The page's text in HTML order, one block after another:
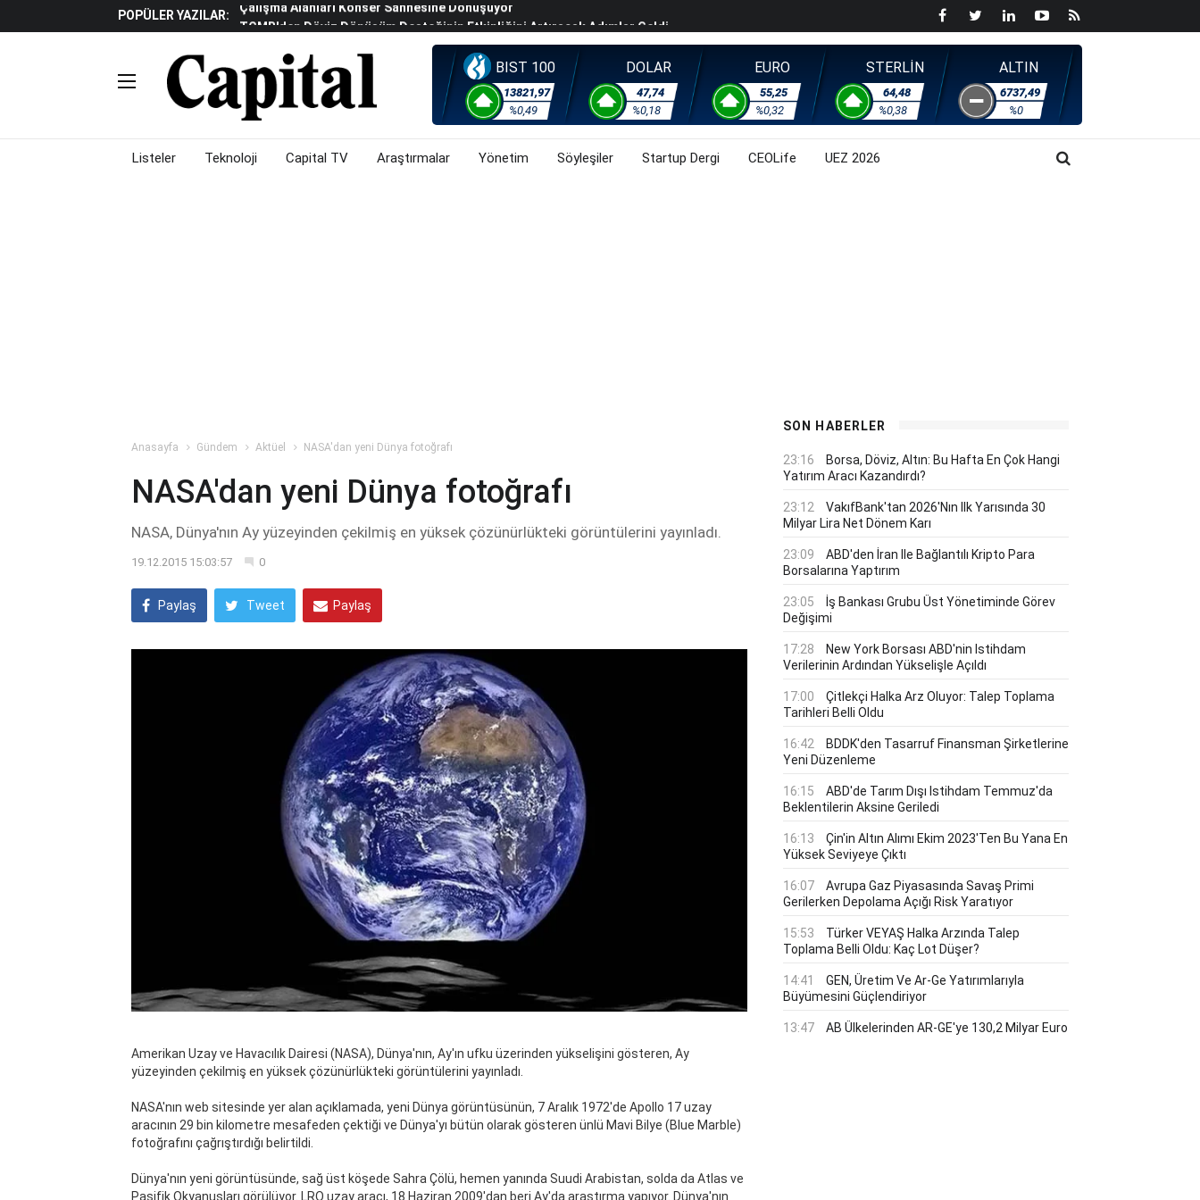
POPÜLER YAZILAR:
TCMB'den Döviz Dönüşüm Desteğinin Etkinliğini Artıracak Adımlar Geldi
Katılım Bankaları Yılın Ilk Yarısında 119,5 Milyar Liralık Sukuk Ihraç Etti
Küresel Piyasalarda Gelecek Hafta Gözler ABD'de Açıklanacak Tarım Dışı Istihdam
Verisine Çevrildi
Altınay Savunma Grubu C-Level Üst Yönetim Yapılanmasına Geçti
Çalışma Alanları Konser Sahnesine Dönüşüyor
BIST 100
13821,97
%0,49
DOLAR
47,74
%0,18
EURO
55,25
%0,32
STERLİN
64,48
%0,38
ALTIN
6737,49
%0
Listeler Teknoloji Capital TV Araştırmalar Yönetim Söyleşiler Startup Dergi CEOLife UEZ 2026
Anasayfa Gündem Aktüel NASA'dan yeni Dünya fotoğrafı
NASA'dan yeni Dünya fotoğrafı
NASA, Dünya'nın Ay yüzeyinden çekilmiş en yüksek çözünürlükteki görüntülerini yayınladı.
19.12.2015 15:03:57 0
Paylaş Tweet Paylaş
Amerikan Uzay ve Havacılık Dairesi (NASA), Dünya'nın, Ay'ın ufku üzerinden yükselişini gösteren, Ay
yüzeyinden çekilmiş en yüksek çözünürlükteki görüntülerini yayınladı.
NASA'nın web sitesinde yer alan açıklamada, yeni Dünya görüntüsünün, 7 Aralık 1972'de Apollo 17 uzay
aracının 29 bin kilometre mesafeden çektiği ve Dünya'yı bütün olarak gösteren ünlü Mavi Bilye (Blue Marble)
fotoğrafını çağrıştırdığı belirtildi.
Dünya'nın yeni görüntüsünde, sağ üst köşede Sahra Çölü, hemen yanında Suudi Arabistan, solda da Atlas ve
Pasifik Okyanusları görülüyor. LRO uzay aracı, 18 Haziran 2009'dan beri Ay'da araştırma yapıyor. Dünya'nın
SON HABERLER
23:16
Borsa, Döviz, Altın: Bu Hafta En Çok Hangi
Yatırım Aracı Kazandırdı?
23:12
VakıfBank'tan 2026'nın Ilk Yarısında 30
Milyar Lira Net Dönem Karı
23:09
ABD'den İran Ile Bağlantılı Kripto Para
Borsalarına Yaptırım
23:05
İş Bankası Grubu Üst Yönetiminde Görev
Değişimi
17:28
New York Borsası ABD'nin Istihdam
Verilerinin Ardından Yükselişle Açıldı
17:00
Çitlekçi Halka Arz Oluyor: Talep Toplama
Tarihleri Belli Oldu
16:42
BDDK'den Tasarruf Finansman Şirketlerine
Yeni Düzenleme
16:15
ABD'de Tarım Dışı Istihdam Temmuz'da
Beklentilerin Aksine Geriledi
16:13
Çin'in Altın Alımı Ekim 2023'ten Bu Yana En
Yüksek Seviyeye Çıktı
16:07
Avrupa Gaz Piyasasında Savaş Primi
Gerilerken Depolama Açığı Risk Yaratıyor
15:53
Türker VEYAŞ Halka Arzında Talep
Toplama Belli Oldu: Kaç Lot Düşer?
14:41
GEN, Üretim Ve Ar-Ge Yatırımlarıyla
Büyümesini Güçlendiriyor
13:47 AB Ülkelerinden AR-GE'ye 130,2 Milyar Euro